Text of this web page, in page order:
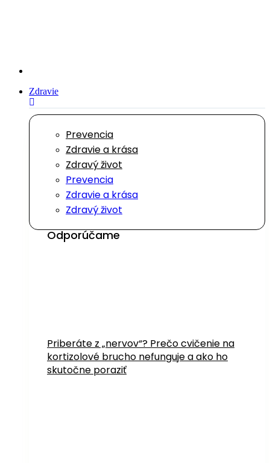
Zdravie
Prevencia
Zdravie a krása
Zdravý život
Prevencia
Zdravie a krása
Zdravý život
Odporúčame
Priberáte z „nervov“? Prečo cvičenie na
kortizolové brucho nefunguje a ako ho
skutočne poraziť